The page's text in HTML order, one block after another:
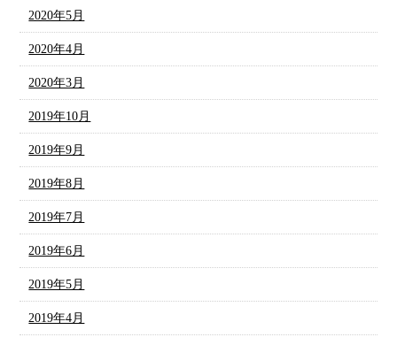
2020年5月
2020年4月
2020年3月
2019年10月
2019年9月
2019年8月
2019年7月
2019年6月
2019年5月
2019年4月